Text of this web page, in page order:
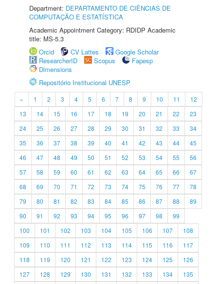
Department: DEPARTAMENTO DE CIÊNCIAS DE
COMPUTAÇÃO E ESTATÍSTICA
Academic Appointment Category: RDIDP Academic
title: MS-5.3
Orcid
CV Lattes
Google Scholar
ResearcherID
Scopus
Fapesp
Dimensions
Repositório Institucional UNESP
« 1 2 3 4 5 6 7 8 9 10 11
12
13
14 15 16 17 18 19 20 21 22
23
24
25 26 27 28 29 30 31 32 33
34
35
36 37 38 39 40 41 42 43 44
45
46
47 48 49 50 51 52 53 54 55
56
57
58 59 60 61 62 63 64 65 66
67
68
69 70 71 72 73 74 75 76 77
78
79
80 81 82 83 84 85 86 87 88
89
90
91 92 93 94 95 96 97 98
99
100
101 102 103 104 105 106 107
108
109
110 111 112 113 114 115 116
117
118
119 120 121 122 123 124 125
126
127
128 129 130 131 132 133 134
135